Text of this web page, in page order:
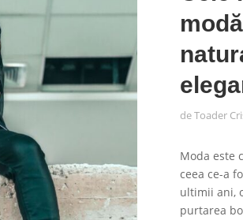
deToader
Moda este
ceea ce-a
ultimii ani,
purtarea